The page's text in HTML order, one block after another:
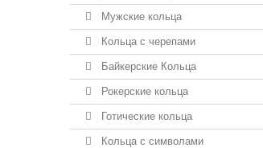
Мужские кольца
Кольца с черепами
Байкерские Кольца
Рокерские кольца
Готические кольца
Кольца с символами